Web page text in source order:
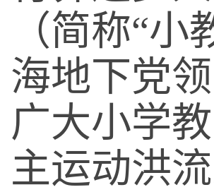
（简称“
海地下党
广大小学
主运动洪